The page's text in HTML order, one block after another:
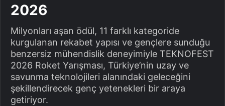
2026
Milyonları aşan ödül, 11 farklı kategoride
kurgulanan rekabet yapısı ve gençlere sunduğu
benzersiz mühendislik deneyimiyle TEKNOFEST
2026 Roket Yarışması, Türkiye’nin uzay ve
savunma teknolojileri alanındaki geleceğini
şekillendirecek genç yetenekleri bir araya
getiriyor.